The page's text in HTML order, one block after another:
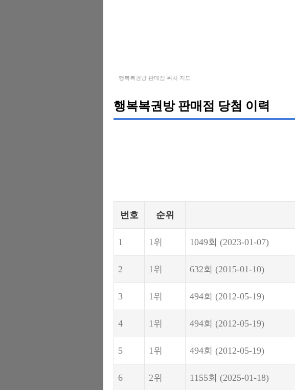
행복복권방 판매점 위치 지도
행복복권방 판매점 당첨 이력
번호 순위
1 1위 1049회 (2023-01-07)
2 1위 632회 (2015-01-10)
3 1위 494회 (2012-05-19)
4 1위 494회 (2012-05-19)
5 1위 494회 (2012-05-19)
6 2위 1155회 (2025-01-18)